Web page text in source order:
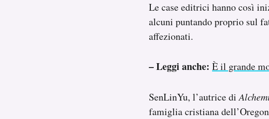
Le case editrici hanno così
alcuni puntando proprio sul
affezionati.
– Leggi anche: È il grande
SenLinYu, l’autrice di
famiglia cristiana